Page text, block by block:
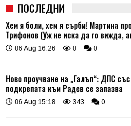
ПОСЛЕДНИ
Хем я боли, хем я сърби! Мартина
Трифонов (Уж не иска да го вижда,
06 Aug 16:26 0 0
Ново проучване на „Галъп“: ДПС
подкрепата към Радев се запазва
06 Aug 15:18 343 0